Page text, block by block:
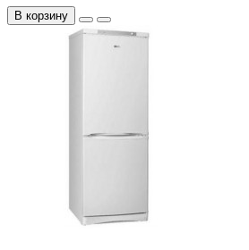
В корзину